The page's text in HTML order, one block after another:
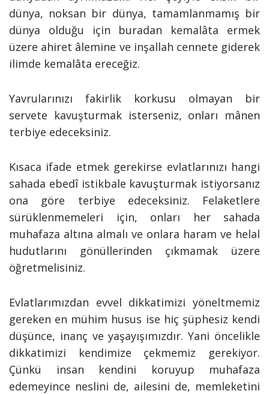
dünya, noksan bir dünya, tamamlanmamış bir
dünya olduğu için buradan kemalâta ermek
üzere ahiret âlemine ve inşallah cennete giderek
ilimde kemalâta ereceğiz.
Yavrularınızı fakirlik korkusu olmayan bir
servete kavuşturmak isterseniz, onları mânen
terbiye edeceksiniz.
Kısaca ifade etmek gerekirse evlatlarınızı hangi
sahada ebedî istikbale kavuşturmak istiyorsanız
ona göre terbiye edeceksiniz. Felaketlere
sürüklenmemeleri için, onları her sahada
muhafaza altına almalı ve onlara haram ve helal
hudutlarını gönüllerinden çıkmamak üzere
öğretmelisiniz.
Evlatlarımızdan evvel dikkatimizi yöneltmemiz
gereken en mühim husus ise hiç şüphesiz kendi
düşünce, inanç ve yaşayışımızdır. Yani öncelikle
dikkatimizi kendimize çekmemiz gerekiyor.
Çünkü insan kendini koruyup muhafaza
edemeyince neslini de, ailesini de, memleketini